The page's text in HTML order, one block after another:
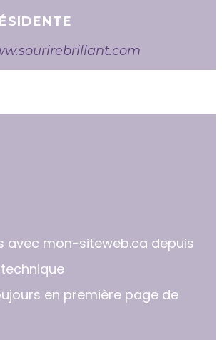
avec mon-siteweb.ca depuis
technique
en première page de